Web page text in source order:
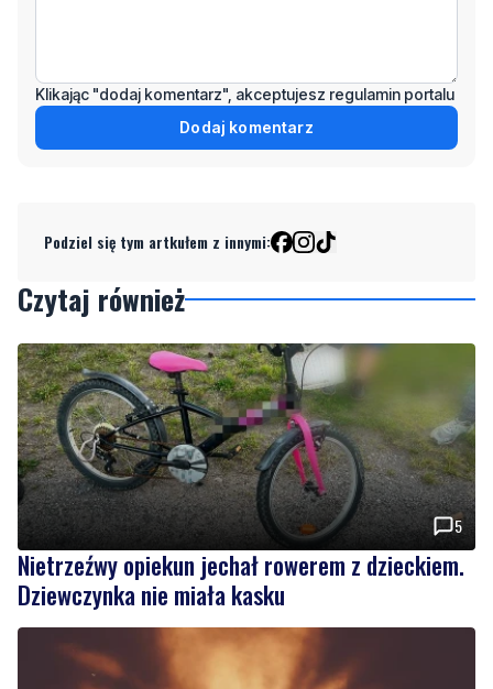
Klikając "dodaj komentarz", akceptujesz regulamin portalu
Dodaj komentarz
Podziel się tym artkułem z innymi:
Czytaj również
5
Nietrzeźwy opiekun jechał rowerem z dzieckiem.
Dziewczynka nie miała kasku